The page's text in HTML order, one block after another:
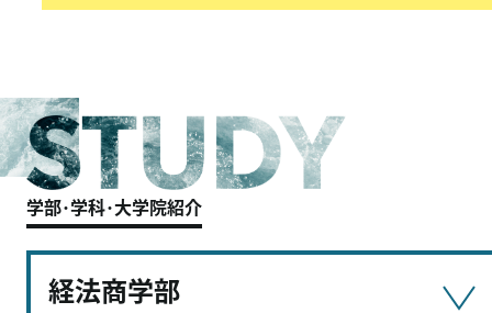
学部･学科･大学院紹介
経法商学部